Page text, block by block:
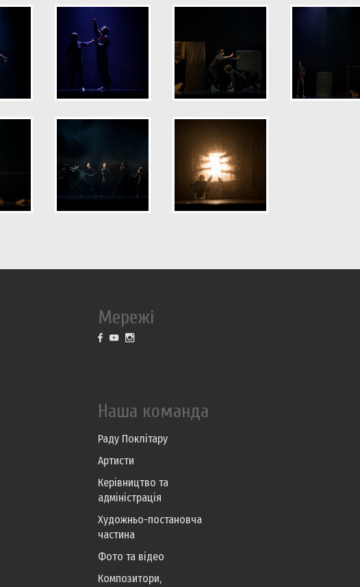
Мережі
Наша команда
Раду Поклітару
Артисти
Керівництво та
адміністрація
Художньо-постановча
частина
Фото та відео
Композитори,